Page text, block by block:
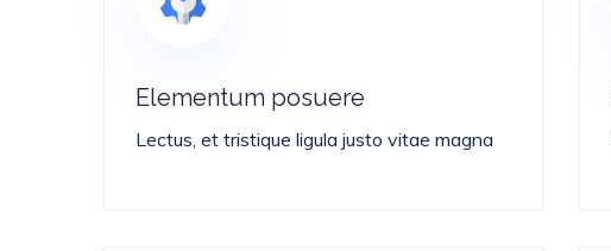
Elementum posuere
Lectus, et tristique ligula justo vitae magna